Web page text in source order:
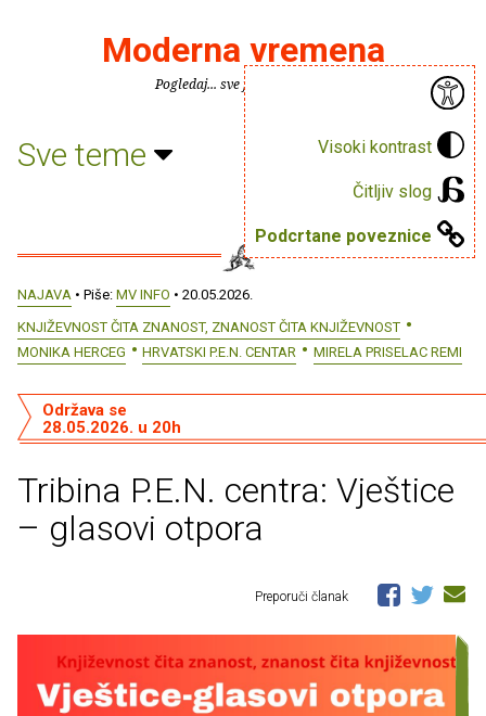
Visoki kontrast
Čitljiv slog
Podcrtane poveznice
Moderna vremena
Pogledaj... sve je puno knjiga.
Sve teme
NAJAVA • Piše: MV INFO • 20.05.2026.
KNJIŽEVNOST ČITA ZNANOST, ZNANOST ČITA KNJIŽEVNOST
MONIKA HERCEG
HRVATSKI P.E.N. CENTAR MIRELA PRISELAC REMI
Tribina P.E.N. centra: Vještice
– glasovi otpora
Održava se
28.05.2026. u 20h
Preporuči članak